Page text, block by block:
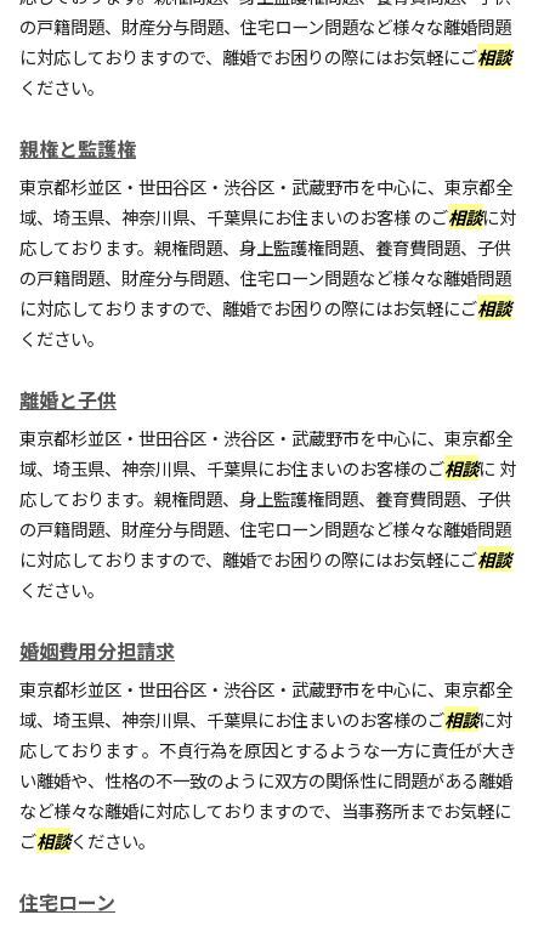
の戸籍問題、財産分与問題、住宅ローン問題など様々な離婚問題
に対応しておりますので、離婚でお困りの際にはお気軽にご相談
ください。
親権と監護権
東京都杉並区・世田谷区・渋谷区・武蔵野市を中心に、東京都全
域、埼玉県、神奈川県、千葉県にお住まいのお客様 のご相談に対
応しております。親権問題、身上監護権問題、養育費問題、子供
の戸籍問題、財産分与問題、住宅ローン問題など様々な離婚問題
に対応しておりますので、離婚でお困りの際にはお気軽にご相談
ください。
離婚と子供
東京都杉並区・世田谷区・渋谷区・武蔵野市を中心に、東京都全
域、埼玉県、神奈川県、千葉県にお住まいのお客様のご相談に 対
応しております。親権問題、身上監護権問題、養育費問題、子供
の戸籍問題、財産分与問題、住宅ローン問題など様々な離婚問題
に対応しておりますので、離婚でお困りの際にはお気軽にご相談
ください。
婚姻費用分担請求
東京都杉並区・世田谷区・渋谷区・武蔵野市を中心に、東京都全
域、埼玉県、神奈川県、千葉県にお住まいのお客様のご相談に対
応しております 。不貞行為を原因とするような一方に責任が大き
い離婚や、性格の不一致のように双方の関係性に問題がある離婚
など様々な離婚に対応しておりますので、当事務所までお気軽に
ご相談ください。
住宅ローン